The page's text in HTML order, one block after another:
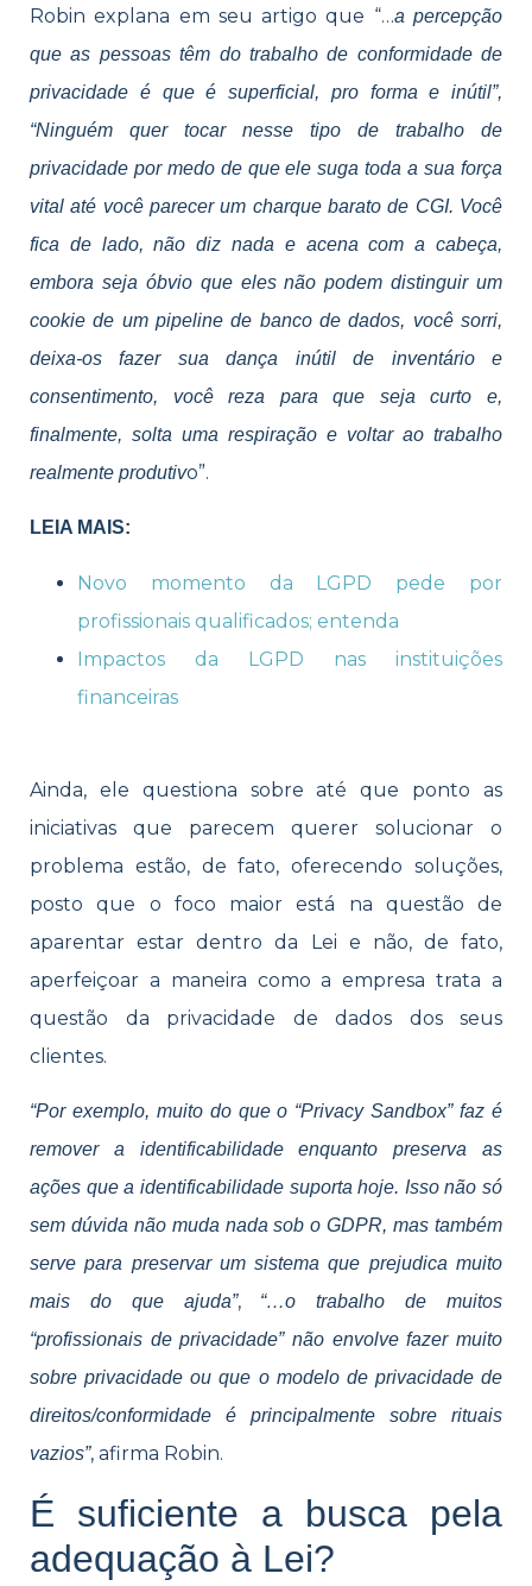
Robin explana em seu artigo que “…a percepção
que as pessoas têm do trabalho de conformidade de
privacidade é que é superficial, pro forma e inútil”,
“Ninguém quer tocar nesse tipo de trabalho de
privacidade por medo de que ele suga toda a sua força
vital até você parecer um charque barato de CGI. Você
fica de lado, não diz nada e acena com a cabeça,
embora seja óbvio que eles não podem distinguir um
cookie de um pipeline de banco de dados, você sorri,
deixa-os fazer sua dança inútil de inventário e
consentimento, você reza para que seja curto e,
finalmente, solta uma respiração e voltar ao trabalho
realmente produtivo”.
LEIA MAIS:
Novo momento da LGPD pede por
profissionais qualificados; entenda
Impactos da LGPD nas instituições
financeiras
Ainda, ele questiona sobre até que ponto as
iniciativas que parecem querer solucionar o
problema estão, de fato, oferecendo soluções,
posto que o foco maior está na questão de
aparentar estar dentro da Lei e não, de fato,
aperfeiçoar a maneira como a empresa trata a
questão da privacidade de dados dos seus
clientes.
“Por exemplo, muito do que o “Privacy Sandbox” faz é
remover a identificabilidade enquanto preserva as
ações que a identificabilidade suporta hoje. Isso não só
sem dúvida não muda nada sob o GDPR, mas também
serve para preservar um sistema que prejudica muito
mais do que ajuda”,“…o trabalho de muitos
“profissionais de privacidade” não envolve fazer muito
sobre privacidade ou que o modelo de privacidade de
direitos/conformidade é principalmente sobre rituais
vazios”, afirma Robin.
É suficiente a busca pela
adequação à Lei?